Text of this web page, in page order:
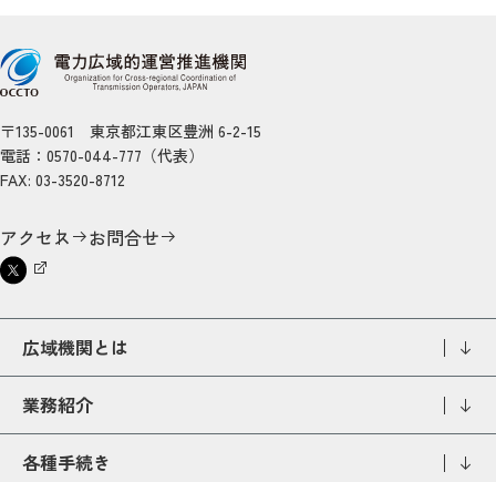
〒135-0061 東京都江東区豊洲 6-2-15
電話：0570-044-777（代表）
FAX: 03-3520-8712
アクセス お問合せ
広域機関とは
業務紹介
各種手続き